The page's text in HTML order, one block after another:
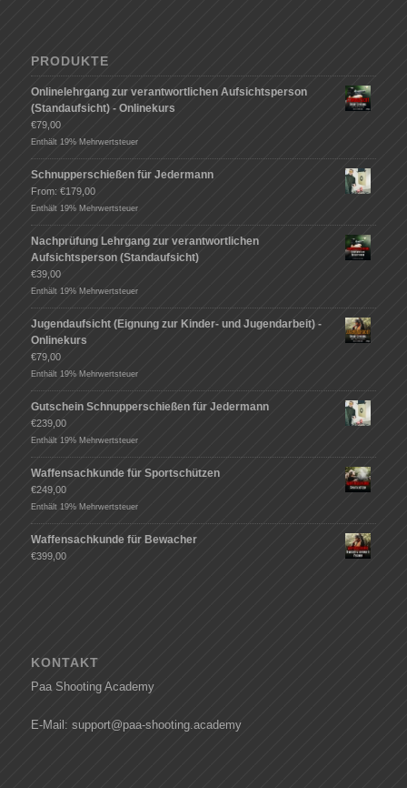
PRODUKTE
Onlinelehrgang zur verantwortlichen Aufsichtsperson
(Standaufsicht) - Onlinekurs
€79,00
Enthält 19% Mehrwertsteuer
Schnupperschießen für Jedermann
From: €179,00
Enthält 19% Mehrwertsteuer
Nachprüfung Lehrgang zur verantwortlichen
Aufsichtsperson (Standaufsicht)
€39,00
Enthält 19% Mehrwertsteuer
Jugendaufsicht (Eignung zur Kinder- und Jugendarbeit) -
Onlinekurs
€79,00
Enthält 19% Mehrwertsteuer
Gutschein Schnupperschießen für Jedermann
€239,00
Enthält 19% Mehrwertsteuer
Waffensachkunde für Sportschützen
€249,00
Enthält 19% Mehrwertsteuer
Waffensachkunde für Bewacher
€399,00
KONTAKT
Paa Shooting Academy
E-Mail: support@paa-shooting.academy